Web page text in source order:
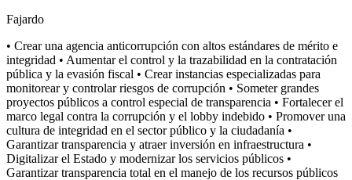
Fajardo
• Crear una agencia anticorrupción con altos estándares de mérito e
integridad • Aumentar el control y la trazabilidad en la contratación
pública y la evasión fiscal • Crear instancias especializadas para
monitorear y controlar riesgos de corrupción • Someter grandes
proyectos públicos a control especial de transparencia • Fortalecer el
marco legal contra la corrupción y el lobby indebido • Promover una
cultura de integridad en el sector público y la ciudadanía •
Garantizar transparencia y atraer inversión en infraestructura •
Digitalizar el Estado y modernizar los servicios públicos •
Garantizar transparencia total en el manejo de los recursos públicos